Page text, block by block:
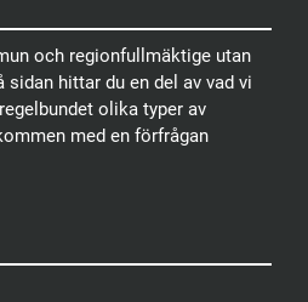
och regionfullmäktige utan
sidan hittar du en del av vad vi
olika typer av
med en förfrågan